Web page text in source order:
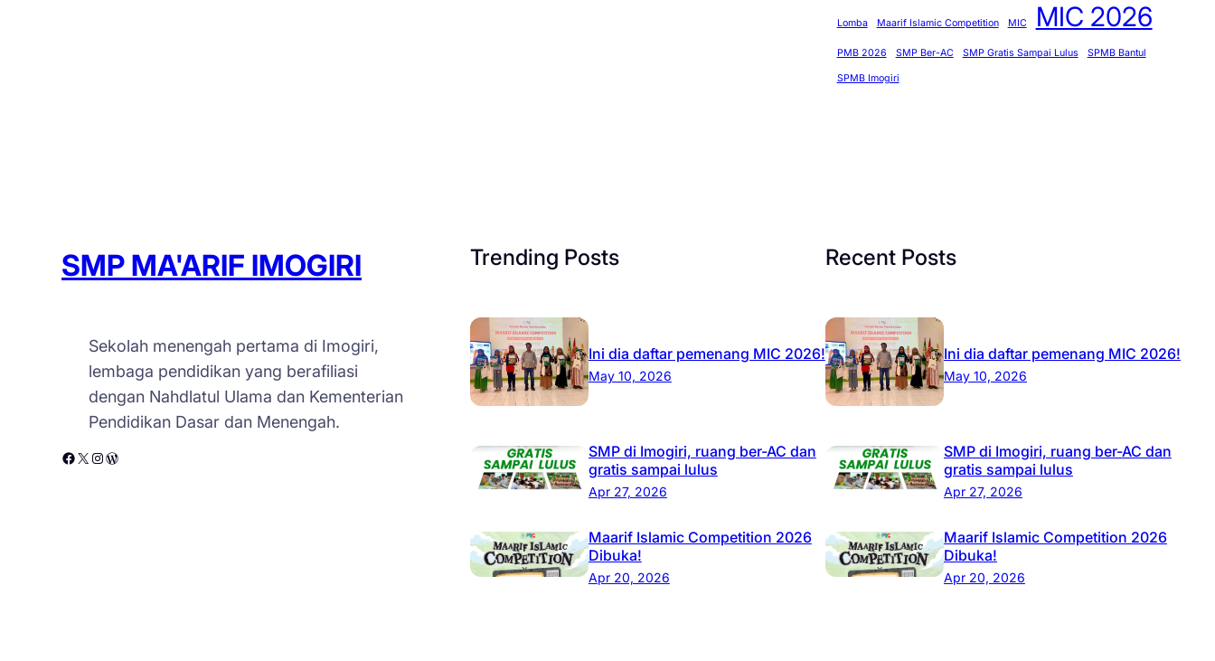
Lomba Maarif Islamic Competition MIC MIC 2026
PMB 2026 SMP Ber-AC SMP Gratis Sampai Lulus SPMB Bantul
SPMB Imogiri
SMP MA'ARIF IMOGIRI
Sekolah menengah pertama di Imogiri,
lembaga pendidikan yang berafiliasi
dengan Nahdlatul Ulama dan Kementerian
Pendidikan Dasar dan Menengah.
Facebook X Instagram WordPress
Trending Posts
Ini dia daftar pemenang MIC 2026!
May 10, 2026
SMP di Imogiri, ruang ber-AC dan
gratis sampai lulus
Apr 27, 2026
Maarif Islamic Competition 2026
Dibuka!
Apr 20, 2026
Recent Posts
Ini dia daftar pemenang MIC 2026!
May 10, 2026
SMP di Imogiri, ruang ber-AC dan
gratis sampai lulus
Apr 27, 2026
Maarif Islamic Competition 2026
Dibuka!
Apr 20, 2026